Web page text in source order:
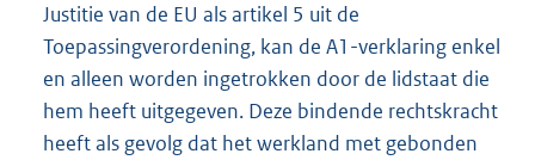
Justitie van de EU als artikel 5 uit de
Toepassingverordening, kan de A1-verklaring enkel
en alleen worden ingetrokken door de lidstaat die
hem heeft uitgegeven. Deze bindende rechtskracht
heeft als gevolg dat het werkland met gebonden